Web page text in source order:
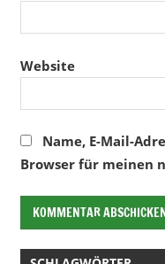
Website
Name, E-Mail-
Browser für meinen